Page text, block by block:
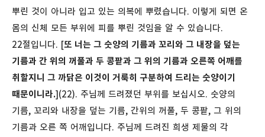
뿌린 것이 아니라 입고 있는 의복에 뿌렸습니다. 이렇게 되면 온
몸의 신체 모든 부위에 피를 뿌린 것임을 알 수 있습니다.
22절입니다. [또 너는 그 숫양의 기름과 꼬리와 그 내장을 덮는
기름과 간 위의 꺼풀과 두 콩팥과 그 위의 기름과 오른쪽 어깨를
취할지니 그 까닭은 이것이 거룩히 구분하여 드리는 숫양이기
때문이니라.](22). 주님께 드려졌던 부위를 보십시오. 숫양의
기름, 꼬리와 내장을 덮는 기름, 간위의 꺼풀, 두 콩팥, 그 위의
기름과 오른 쪽 어깨입니다. 주님께 드려진 희생 제물의 각